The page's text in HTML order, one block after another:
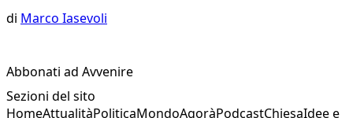
di Marco Iasevoli
Abbonati ad Avvenire
Sezioni del sito
HomeAttualitàPoliticaMondoAgoràPodcastChiesaIdee e